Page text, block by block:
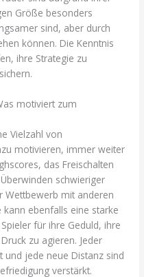
Größe besonders
sind, aber durch
können. Die Kenntnis
ihre Strategie zu
motiviert zum
Vielzahl von
motivieren, immer weiter
das Freischalten
schwieriger
Wettbewerb mit anderen
kann ebenfalls eine starke
für ihre Geduld, ihre
zu agieren. Jeder
und jede neue Distanz sind
verstärkt.